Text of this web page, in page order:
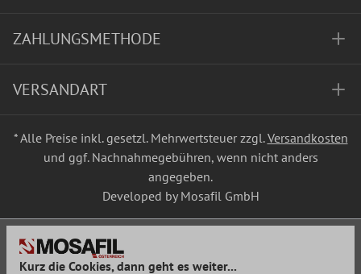
ZAHLUNGSMETHODE
VERSANDART
* Alle Preise inkl. gesetzl. Mehrwertsteuer zzgl.Versandkosten
und ggf. Nachnahmegebühren, wenn nicht anders
angegeben.
Developed by Mosafil GmbH
Kurz die Cookies, dann geht es weiter...